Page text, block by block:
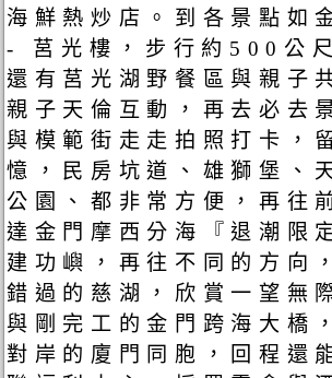
海鮮熱炒店。到各景點如
- 莒光樓，步行約500公
還有莒光湖野餐區與親子
親子天倫互動，再去必去
與模範街走走拍照打卡，
憶，民房坑道、雄獅堡、
公園、都非常方便，再往
達金門摩西分海『退潮限
建功嶼，再往不同的方向
錯過的慈湖，欣賞一望無
與剛完工的金門跨海大橋
對岸的廈門同胞，回程還